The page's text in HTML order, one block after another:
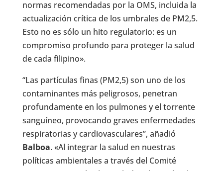
normas recomendadas por la OMS, incluida la
actualización crítica de los umbrales de PM2,5.
Esto no es sólo un hito regulatorio: es un
compromiso profundo para proteger la salud
de cada filipino».
“Las partículas finas (PM2,5) son uno de los
contaminantes más peligrosos, penetran
profundamente en los pulmones y el torrente
sanguíneo, provocando graves enfermedades
respiratorias y cardiovasculares”, añadió
Balboa. «Al integrar la salud en nuestras
políticas ambientales a través del Comité